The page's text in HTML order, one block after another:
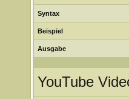
Syntax
Beispiel
Ausgabe
YouTube